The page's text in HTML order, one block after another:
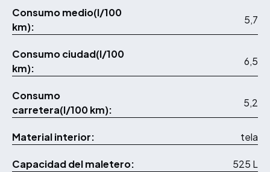
Consumo medio(l/100
km):
5,7
Consumo ciudad(l/100
km):
6,5
Consumo
carretera(l/100 km):
5,2
Material interior: tela
Capacidad del maletero: 525 L